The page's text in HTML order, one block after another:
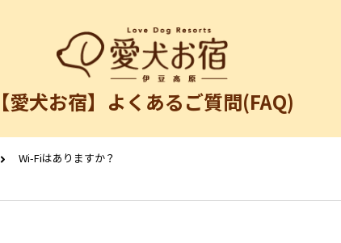
【愛犬お宿】よくあるご質問(FAQ)
Wi-Fiはありますか？